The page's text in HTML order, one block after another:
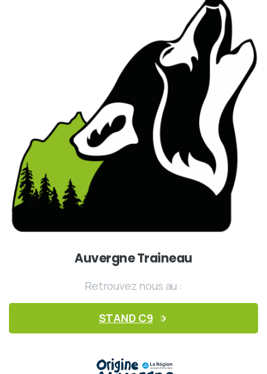
Auvergne Traineau
Retrouvez nous au :
STAND C9